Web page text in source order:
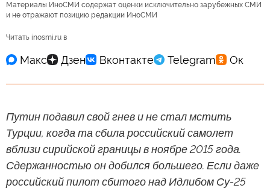
Материалы ИноСМИ содержат оценки исключительно зарубежных СМИ
и не отражают позицию редакции ИноСМИ
Читать inosmi.ru в
Путин подавил свой гнев и не стал мстить
Турции, когда та сбила российский самолет
вблизи сирийской границы в ноябре 2015 года.
Сдержанностью он добился большего. Если даже
российский пилот сбитого над Идлибом Су-25